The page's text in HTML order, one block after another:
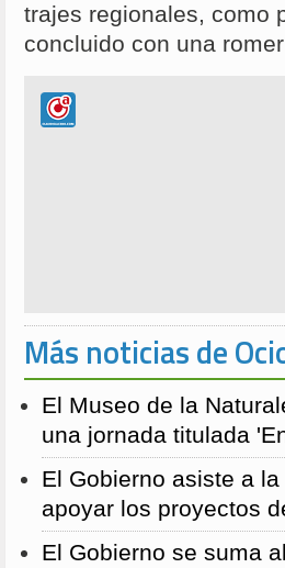
trajes regionales, como
concluido con una
Más noticias de
El Museo de la
una jornada titulada
El Gobierno asiste a
apoyar los proyectos
El Gobierno se suma